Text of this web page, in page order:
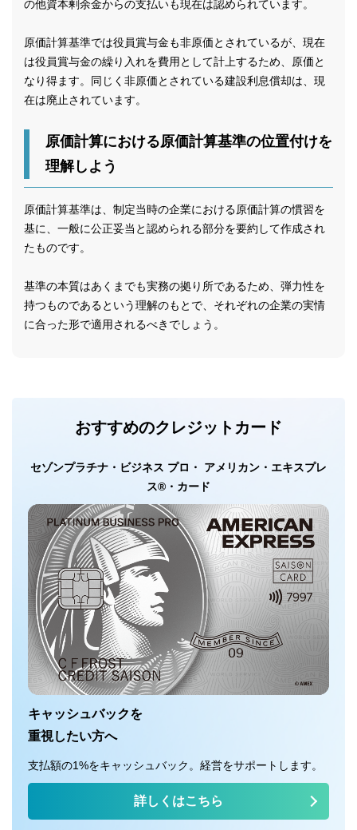
の他資本剰余金からの支払いも現在は認められています。
原価計算基準では役員賞与金も非原価とされているが、現在
は役員賞与金の繰り入れを費用として計上するため、原価と
なり得ます。同じく非原価とされている建設利息償却は、現
在は廃止されています。
原価計算における原価計算基準の位置付けを
理解しよう
原価計算基準は、制定当時の企業における原価計算の慣習を
基に、一般に公正妥当と認められる部分を要約して作成され
たものです。
基準の本質はあくまでも実務の拠り所であるため、弾力性を
持つものであるという理解のもとで、それぞれの企業の実情
に合った形で適用されるべきでしょう。
おすすめのクレジットカード
セゾンプラチナ・ビジネス プロ・ アメリカン・エキスプレ
ス®・カード
キャッシュバックを
重視したい方へ
支払額の1%をキャッシュバック。経営をサポートします。
詳しくはこちら